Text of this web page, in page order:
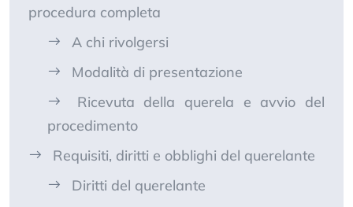
procedura completa
A chi rivolgersi
Modalità di presentazione
Ricevuta della querela e avvio del
procedimento
Requisiti, diritti e obblighi del querelante
Diritti del querelante